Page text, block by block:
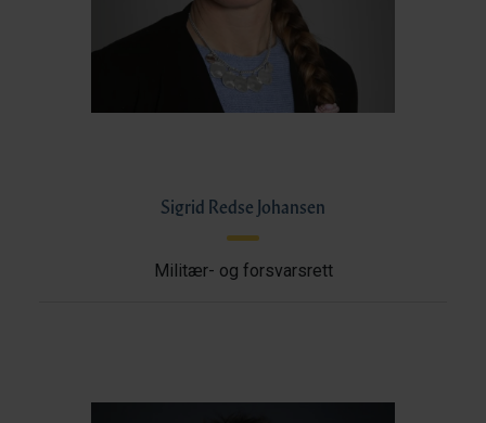
Sigrid Redse Johansen
Militær- og forsvarsrett